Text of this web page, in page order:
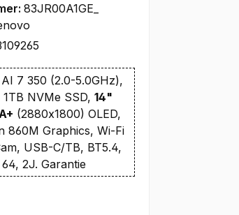
83JR00A1GE_
7 350 (2.0-5.0GHz),
1TB NVMe SSD,14"
(2880x1800) OLED,
860M Graphics, Wi-Fi
USB-C/TB, BT5.4,
2J. Garantie